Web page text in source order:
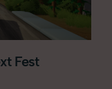
Fest